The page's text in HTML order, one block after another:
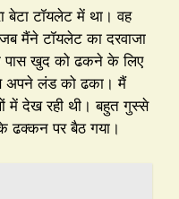
बेटा टॉयलेट में था। वह
मैंने टॉयलेट का दरवाजा
पास खुद को ढकने के लिए
अपने लंड को ढका। मैं
में देख रही थी। बहुत गुस्से
ढक्कन पर बैठ गया।